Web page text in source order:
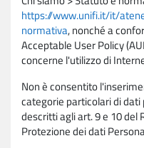
https://www.unifi.it/it/
normativa, nonché a
Acceptable User Policy
concerne l'utilizzo di
Non è consentito
categorie particolari di
descritti agli art. 9 e 10 del
Protezione dei dati